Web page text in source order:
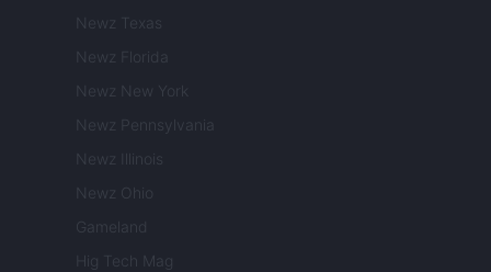
Newz Texas
Newz Florida
Newz New York
Newz Pennsylvania
Newz Illinois
Newz Ohio
Gameland
Hig Tech Mag